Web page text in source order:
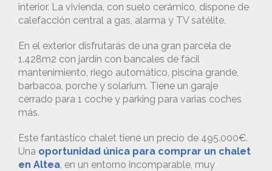
interior. La vivienda, con suelo cerámico, dispone de
calefacción central a gas, alarma y TV satélite.
En el exterior disfrutarás de una gran parcela de
1.428m2 con jardín con bancales de fácil
mantenimiento, riego automático, piscina grande,
barbacoa, porche y solarium. Tiene un garaje
cerrado para 1 coche y parking para varias coches
más.
Este fantástico chalet tiene un precio de 495.000€.
Una oportunidad única para comprar un chalet
en Altea , en un entorno incomparable, muy